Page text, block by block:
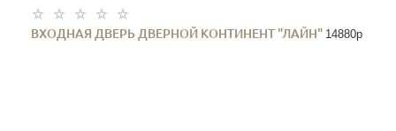
ВХОДНАЯ ДВЕРЬ ДВЕРНОЙ КОНТИНЕНТ "ЛАЙН" 14880p